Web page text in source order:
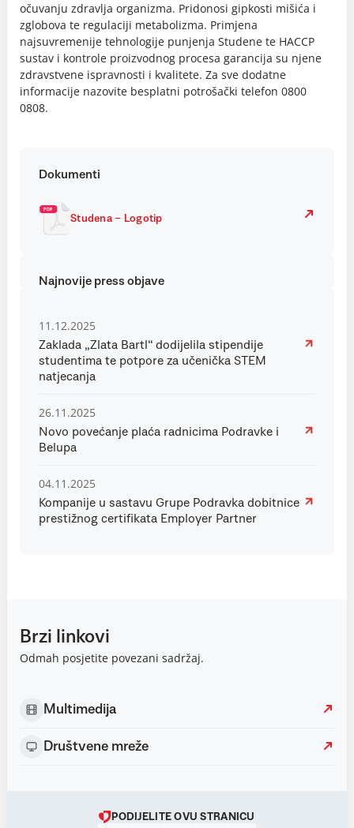
očuvanju zdravlja organizma. Pridonosi gipkosti mišića i
zglobova te regulaciji metabolizma. Primjena
najsuvremenije tehnologije punjenja Studene te HACCP
sustav i kontrole proizvodnog procesa garancija su njene
zdravstvene ispravnosti i kvalitete. Za sve dodatne
informacije nazovite besplatni potrošački telefon 0800
0808.
Dokumenti
Studena – Logotip
Najnovije press objave
11.12.2025
Zaklada „Zlata Bartl“ dodijelila stipendije
studentima te potpore za učenička STEM
natjecanja
26.11.2025
Novo povećanje plaća radnicima Podravke i
Belupa
04.11.2025
Kompanije u sastavu Grupe Podravka dobitnice
prestižnog certifikata Employer Partner
Brzi linkovi
Odmah posjetite povezani sadržaj.
Multimedija
Društvene mreže
PODIJELITE OVU STRANICU